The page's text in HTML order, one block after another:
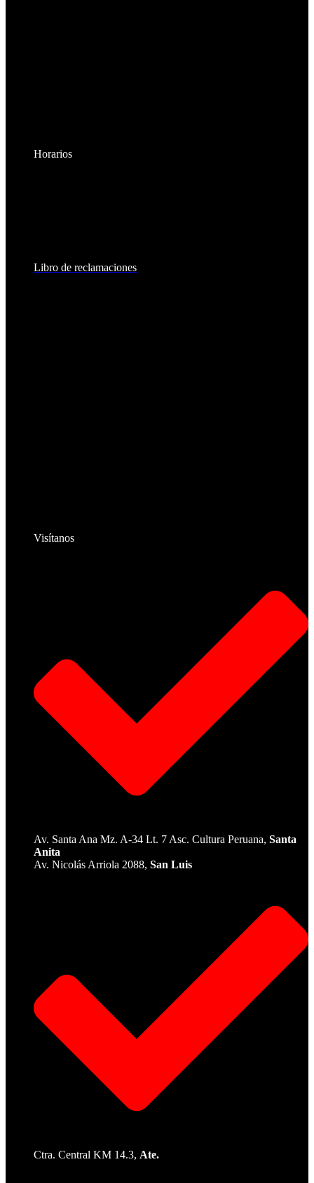
Horarios
Libro de reclamaciones
Visítanos
Av. Santa Ana Mz. A-34 Lt. 7 Asc. Cultura Peruana, Santa
Anita
Av. Nicolás Arriola 2088, San Luis
Ctra. Central KM 14.3, Ate.